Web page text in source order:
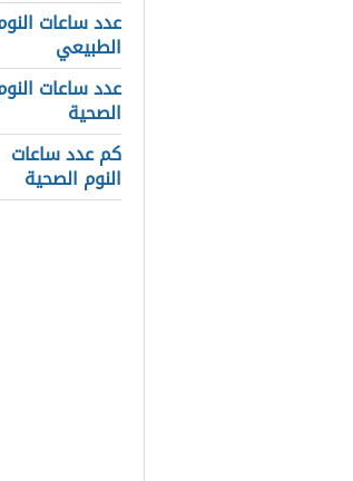
عدد ساعات
الطبيعي
عدد ساعات
الصحية
كم عدد ساعات
النوم الصحية